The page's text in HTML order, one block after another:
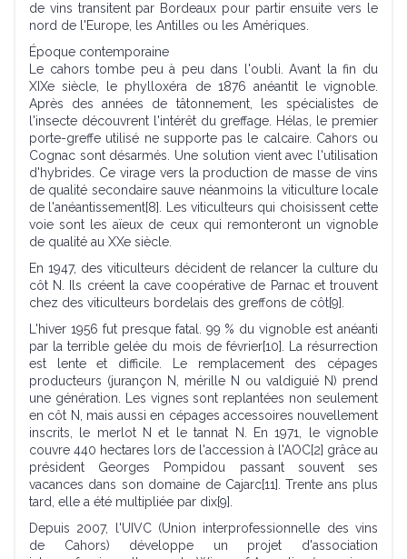
de vins transitent par Bordeaux pour partir ensuite vers le
nord de l'Europe, les Antilles ou les Amériques.
Époque contemporaine
Le cahors tombe peu à peu dans l'oubli. Avant la fin du
XIXe siècle, le phylloxéra de 1876 anéantit le vignoble.
Après des années de tâtonnement, les spécialistes de
l'insecte découvrent l'intérêt du greffage. Hélas, le premier
porte-greffe utilisé ne supporte pas le calcaire. Cahors ou
Cognac sont désarmés. Une solution vient avec l'utilisation
d'hybrides. Ce virage vers la production de masse de vins
de qualité secondaire sauve néanmoins la viticulture locale
de l'anéantissement[8]. Les viticulteurs qui choisissent cette
voie sont les aïeux de ceux qui remonteront un vignoble
de qualité au XXe siècle.
En 1947, des viticulteurs décident de relancer la culture du
côt N. Ils créent la cave coopérative de Parnac et trouvent
chez des viticulteurs bordelais des greffons de côt[9].
L'hiver 1956 fut presque fatal. 99 % du vignoble est anéanti
par la terrible gelée du mois de février[10]. La résurrection
est lente et difficile. Le remplacement des cépages
producteurs (jurançon N, mérille N ou valdiguié N) prend
une génération. Les vignes sont replantées non seulement
en côt N, mais aussi en cépages accessoires nouvellement
inscrits, le merlot N et le tannat N. En 1971, le vignoble
couvre 440 hectares lors de l'accession à l'AOC[2] grâce au
président Georges Pompidou passant souvent ses
vacances dans son domaine de Cajarc[11]. Trente ans plus
tard, elle a été multipliée par dix[9].
Depuis 2007, l'UIVC (Union interprofessionnelle des vins
de Cahors) développe un projet d'association